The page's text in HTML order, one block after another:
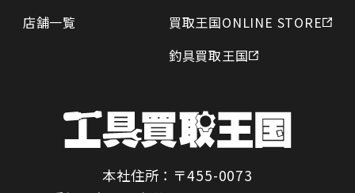
店舗一覧
買取王国ONLINE STORE
釣具買取王国
本社住所：〒455-0073